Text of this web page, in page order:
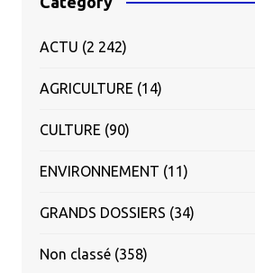
ACTU (2 242)
AGRICULTURE (14)
CULTURE (90)
ENVIRONNEMENT (11)
GRANDS DOSSIERS (34)
Non classé(358)